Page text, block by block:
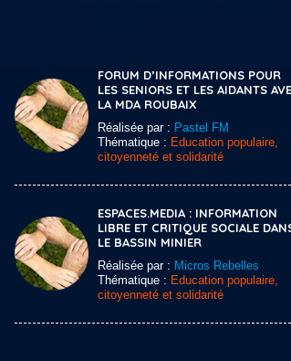
FORUM D’INFORMATIONS POUR
LES SENIORS ET LES AIDANTS
LA MDA ROUBAIX
Réalisée par : Pastel FM
Thématique : Education populaire,
citoyenneté et solidarité
ESPACES.MEDIA : INFORMATION
LIBRE ET CRITIQUE SOCIALE
LE BASSIN MINIER
Réalisée par : Micros Rebelles
Thématique : Education populaire,
citoyenneté et solidarité